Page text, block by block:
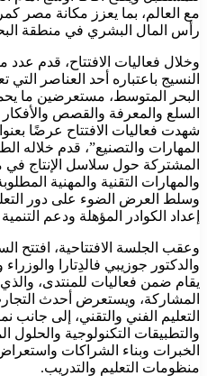
مع العالم، بما يعزز مكانة مصر
رأس المال البشري في منطقة
وخلال فعاليات الافتتاح، قدم
النسيج باعتباره أحد العناصر
البحر المتوسط، مستعرضين ما
السلع والمعرفة والقصص
شهدت فعاليات الافتتاح عرضًا
المهارات والتصنيع”، قدم خلاله
المشتركة حول سلاسل الإنتاج في
والمهارات التقنية والمهنية
وسلط العرض الضوء على دور
إعداد الكوادر المؤهلة ودعم
وعقب الجلسة الافتتاحية، افتتح
والدكتور جوزيبي فالدِتارا
يقام ضمن فعاليات للمنتدى،
المشاركة، ويستعرض أحدث
التعليم الفني والتقني، إلى جانب
والتطبيقات التكنولوجية والحلول
الخبرات وبناء الشراكات
منظومات التعليم والتدريب.